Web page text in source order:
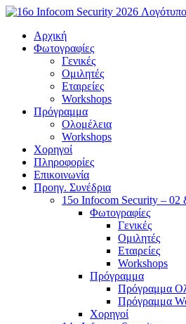
Μετάβαση
περιεχόμενο
Αρχική
Φωτογραφίες
Γενικές
Ομιλητές
Εταιρείες
Workshops
Πρόγραμμα
Ολομέλεια
Workshops
Χορηγοί
Πληροφορίες
Επικοινωνία
Προηγ. Συνέδρια
15o Infocom Security – 02
Φωτογραφίες
Γενικές
Ομιλητές
Εταιρείες
Workshops
Πρόγραμμα
Πρόγραμμα
Πρόγραμμα
Χορηγοί